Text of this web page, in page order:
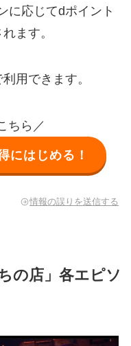
に応じてdポイント
ます。
用できます。
ちら／
にはじめる！
情報の誤りを送信する
の店」各エピソ